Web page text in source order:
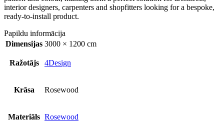
interior designers, carpenters and shopfitters looking for a bespoke,
ready-to-install product.
Papildu informācija
Dimensijas 3000 × 1200 cm
Ražotājs 4Design
Krāsa Rosewood
Materiāls Rosewood